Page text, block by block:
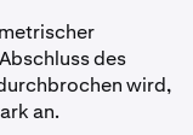
des
wird,
an.